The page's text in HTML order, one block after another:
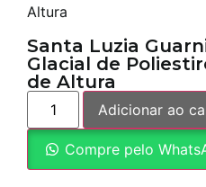
Altura
Santa Luzia
Glacial de
de Altura
Adicionar ao
Compre pelo